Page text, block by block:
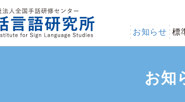
お知らせ 標
お知